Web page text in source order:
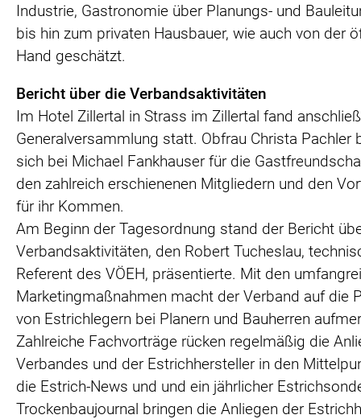
Industrie, Gastronomie über Planungs- und
bis hin zum privaten Hausbauer, wie auch von der
Hand geschätzt.
Bericht über die Verbandsaktivitäten
Im Hotel Zillertal in Strass im Zillertal fand
Generalversammlung statt. Obfrau Christa Pachler
sich bei Michael Fankhauser für die
den zahlreich erschienenen Mitgliedern und den
für ihr Kommen.
Am Beginn der Tagesordnung stand der Bericht
Verbandsaktivitäten, den Robert Tucheslau,
Referent des VÖEH, präsentierte. Mit den
Marketingmaßnahmen macht der Verband auf die
von Estrichlegern bei Planern und Bauherren
Zahlreiche Fachvorträge rücken regelmäßig die
Verbandes und der Estrichhersteller in den
die Estrich-News und und ein jährlicher
Trockenbaujournal bringen die Anliegen der